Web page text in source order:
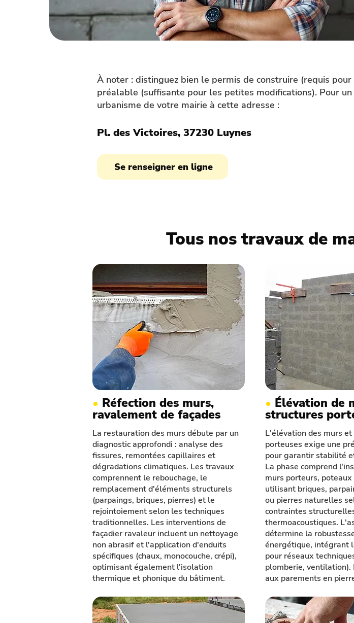
À noter : distinguez bien le permis de construire (requis
préalable (suffisante pour les petites modifications). Pour
urbanisme de votre mairie à cette adresse :
Pl. des Victoires, 37230 Luynes
Se renseigner en ligne
Tous nos travaux de
• Réfection des murs,
ravalement de façades
La restauration des murs débute par un
diagnostic approfondi : analyse des
fissures, remontées capillaires et
dégradations climatiques. Les travaux
comprennent le rebouchage, le
remplacement d'éléments structurels
(parpaings, briques, pierres) et le
rejointoiement selon les techniques
traditionnelles. Les interventions de
façadier ravaleur incluent un nettoyage
non abrasif et l'application d'enduits
spécifiques (chaux, monocouche, crépi),
optimisant également l'isolation
thermique et phonique du bâtiment.
• Élévation de
structures
L'élévation des murs
porteuses exige une
pour garantir stabilité
La phase comprend
murs porteurs,
utilisant briques,
ou pierres naturelles
contraintes
thermoacoustiques.
détermine la
énergétique, intégrant
pour réseaux
plomberie, ventilation).
aux parements en